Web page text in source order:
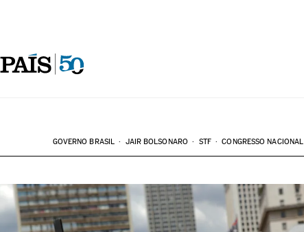
GOVERNO BRASIL JAIR BOLSONARO STF CONGRESSO NACIONAL